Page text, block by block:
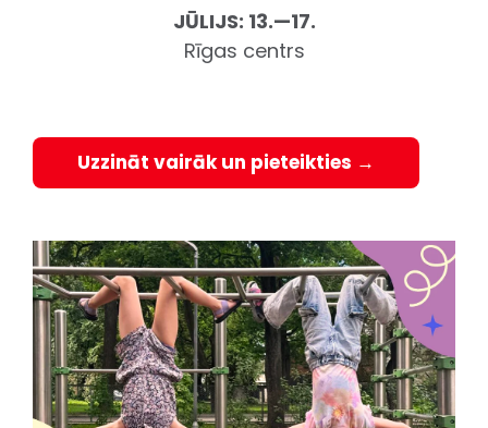
JŪLIJS: 13.—17.
Rīgas centrs
Uzzināt vairāk un pieteikties →